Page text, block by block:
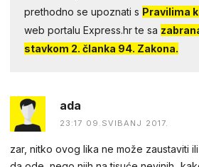
prethodno se upoznati s Pravilima
web portalu Express.hr te sa
stavkom 2. članka 94. Zakona.
ada
23:17 09.SVIBANJ 2017.
zar, nitko ovog lika ne može zaustaviti